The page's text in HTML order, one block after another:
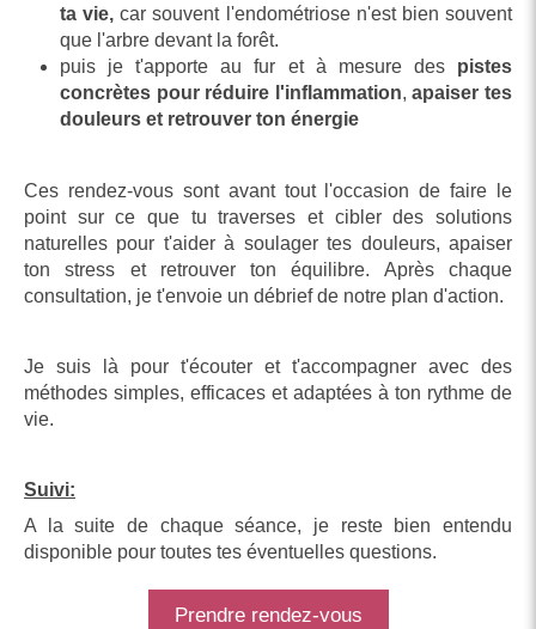
ta vie,car souvent l'endométriose n'est bien souvent
que l'arbre devant la forêt.
puis je t'apporte au fur et à mesure des pistes
concrètes pour réduire l'inflammation,apaiser tes
douleurs et retrouver ton énergie
Ces rendez-vous sont avant tout l'occasion de faire le
point sur ce que tu traverses et cibler des solutions
naturelles pour t'aider à soulager tes douleurs, apaiser
ton stress et retrouver ton équilibre. Après chaque
consultation, je t'envoie un débrief de notre plan d'action.
Je suis là pour t'écouter et t'accompagner avec des
méthodes simples, efficaces et adaptées à ton rythme de
vie.
Suivi:
A la suite de chaque séance, je reste bien entendu
disponible pour toutes tes éventuelles questions.
Prendre rendez-vous